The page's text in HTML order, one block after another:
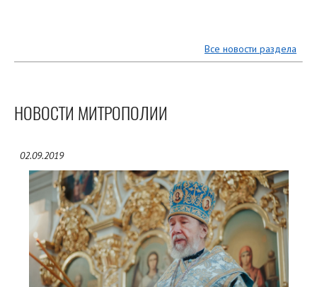
Все новости раздела
НОВОСТИ МИТРОПОЛИИ
02.09.2019